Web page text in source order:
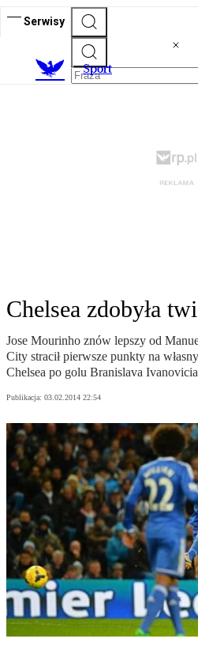
Serwisy
Sport
Chelsea zdobyła
Jose Mourinho znów lepszy od
City stracił pierwsze punkty na
Chelsea po golu Branislava
Publikacja: 03.02.2014 22:54